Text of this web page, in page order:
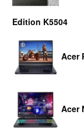
Edition K5504
Acer
Acer